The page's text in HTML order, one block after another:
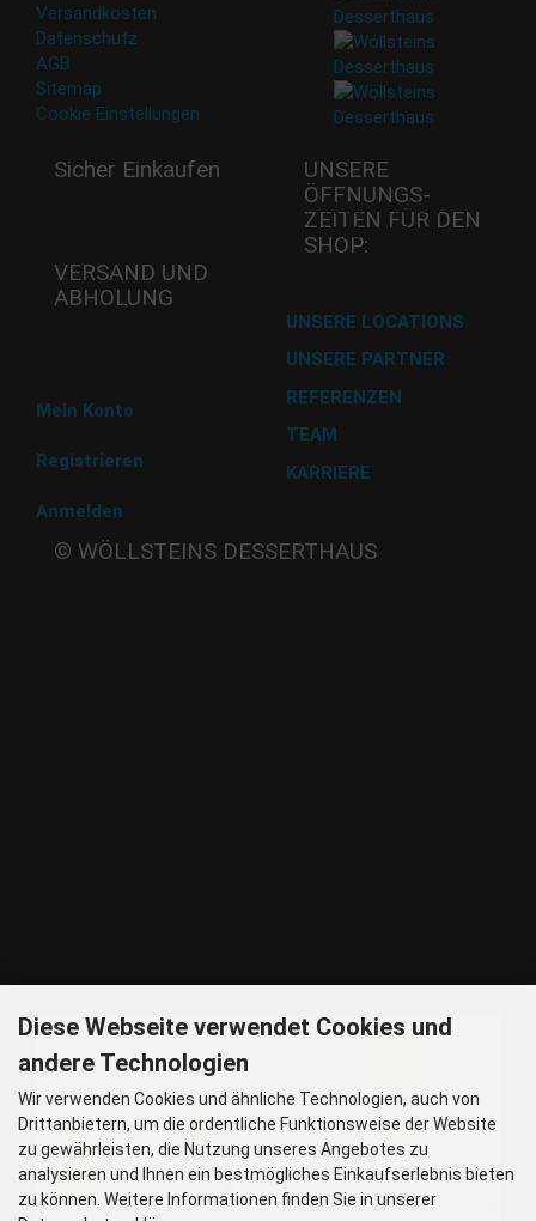
Versandkosten
Datenschutz
AGB
Sitemap
Cookie Einstellungen
Sicher Einkaufen
VERSAND UND
ABHOLUNG
Versand mit DHL
Mein Konto
Registrieren
Anmelden
UNSERE
ÖFFNUNGS­
ZEITEN FÜR DEN
SHOP:
Mi - 11:00-17:00 Uhr
Do -11:00-17:00 Uhr
Fr - 11:00-17:00 Uhr
UNSERE LOCATIONS
UNSERE PARTNER
REFERENZEN
TEAM
KARRIERE
© WÖLLSTEINS DESSERTHAUS
GOOGLE MAPS
Diese Webseite verwendet Cookies und
andere Technologien
Wir verwenden Cookies und ähnliche Technologien, auch von
Drittanbietern, um die ordentliche Funktionsweise der Website
zu gewährleisten, die Nutzung unseres Angebotes zu
analysieren und Ihnen ein bestmögliches Einkaufserlebnis bieten
zu können. Weitere Informationen finden Sie in unserer